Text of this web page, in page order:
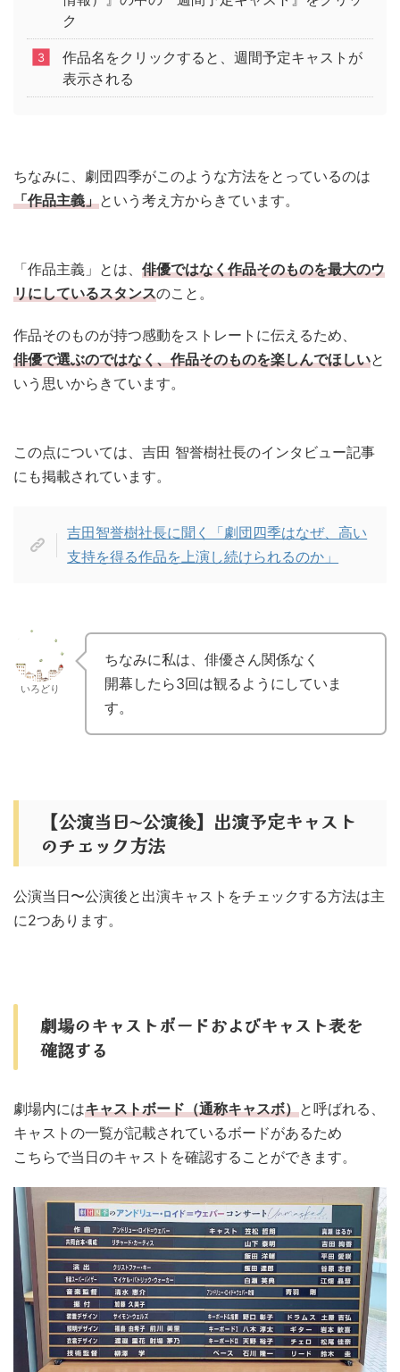
ク
作品名をクリックすると、週間予定キャストが
表示される
ちなみに、劇団四季がこのような方法をとっているのは
「作品主義」という考え方からきています。
「作品主義」とは、 俳優ではなく作品そのものを最大のウ
リにしているスタンスのこと。
作品そのものが持つ感動をストレートに伝えるため、
俳優で選ぶのではなく、作品そのものを楽しんでほしいと
いう思いからきています。
この点については、吉田 智誉樹社長のインタビュー記事
にも掲載されています。
吉田智誉樹社長に聞く「劇団四季はなぜ、高い
支持を得る作品を上演し続けられるのか」
いろどり
ちなみに私は、俳優さん関係なく
開幕したら3回は観るようにしていま
す。
【公演当日〜公演後】出演予定キャスト
のチェック方法
公演当日〜公演後と出演キャストをチェックする方法は主
に2つあります。
劇場のキャストボードおよびキャスト表を
確認する
劇場内にはキャストボード（通称キャスボ）と呼ばれる、
キャストの一覧が記載されているボードがあるため
こちらで当日のキャストを確認することができます。